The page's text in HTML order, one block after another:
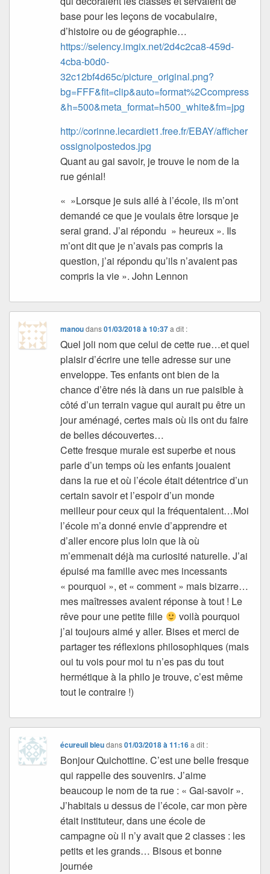
base pour les leçons de vocabulaire,
d’histoire ou de géographie…
https://selency.imgix.net/2d4c2ca8-459d-
4cba-b0d0-
32c12bf4d65c/picture_original.png?
bg=FFF&fit=clip&auto=format%2Ccompress
&h=500&meta_format=h500_white&fm=jpg
http://corinne.lecardiet1.free.fr/EBAY/afficher
ossignolpostedos.jpg
Quant au gai savoir, je trouve le nom de la
rue génial!
« »Lorsque je suis allé à l’école, ils m’ont
demandé ce que je voulais être lorsque je
serai grand. J’ai répondu » heureux ». Ils
m’ont dit que je n’avais pas compris la
question, j’ai répondu qu’ils n’avaient pas
compris la vie ». John Lennon
manoudans01/03/2018 à 10:37 a dit :
Quel joli nom que celui de cette rue…et quel
plaisir d’écrire une telle adresse sur une
enveloppe. Tes enfants ont bien de la
chance d’être nés là dans un rue paisible à
côté d’un terrain vague qui aurait pu être un
jour aménagé, certes mais où ils ont du faire
de belles découvertes…
Cette fresque murale est superbe et nous
parle d’un temps où les enfants jouaient
dans la rue et où l’école était détentrice d’un
certain savoir et l’espoir d’un monde
meilleur pour ceux qui la fréquentaient…Moi
l’école m’a donné envie d’apprendre et
d’aller encore plus loin que là où
m’emmenait déjà ma curiosité naturelle. J’ai
épuisé ma famille avec mes incessants
« pourquoi », et « comment » mais bizarre…
mes maîtresses avaient réponse à tout ! Le
rêve pour une petite fille
voilà pourquoi
j’ai toujours aimé y aller. Bises et merci de
partager tes réflexions philosophiques (mais
oui tu vois pour moi tu n’es pas du tout
hermétique à la philo je trouve, c’est même
tout le contraire !)
écureuil bleudans01/03/2018 à 11:16 a dit :
Bonjour Quichottine. C’est une belle fresque
qui rappelle des souvenirs. J’aime
beaucoup le nom de ta rue : « Gai-savoir ».
J’habitais u dessus de l’école, car mon père
était instituteur, dans une école de
campagne où il n’y avait que 2 classes : les
petits et les grands… Bisous et bonne
journée